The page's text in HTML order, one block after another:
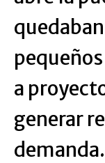
a
generar